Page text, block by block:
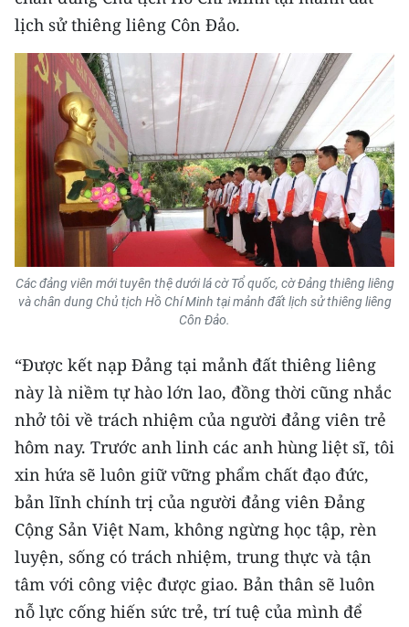
Media Văn hóa
Media Xã hội
Media Pháp luật
Media Du lịch
Media Thế giới
Media Thể thao
Media Giáo dục
Media Y tế
Media Môi trường
Ảnh
Infographic
TIN MỚI
TIN ĐỊA PHƯƠNG
Trung du và miền núi phía Bắc
lịch sử thiêng liêng Côn Đảo.
Các đảng viên mới tuyên thệ dưới lá cờ Tổ quốc, cờ Đảng thiêng liêng
và chân dung Chủ tịch Hồ Chí Minh tại mảnh đất lịch sử thiêng liêng
Côn Đảo.
“Được kết nạp Đảng tại mảnh đất thiêng liêng
này là niềm tự hào lớn lao, đồng thời cũng nhắc
nhở tôi về trách nhiệm của người đảng viên trẻ
hôm nay. Trước anh linh các anh hùng liệt sĩ, tôi
xin hứa sẽ luôn giữ vững phẩm chất đạo đức,
bản lĩnh chính trị của người đảng viên Đảng
Cộng Sản Việt Nam, không ngừng học tập, rèn
luyện, sống có trách nhiệm, trung thực và tận
tâm với công việc được giao. Bản thân sẽ luôn
nỗ lực cống hiến sức trẻ, trí tuệ của mình để